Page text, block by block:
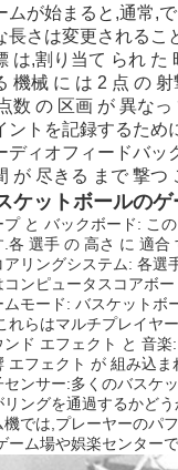
ムが始まると,通常,
長さは変更されるこ
は,割り当て られ た
機械 に は 2 点 の
数 の 区画 が 異な
ントを記録するため
ディオフィードバッ
が 尽きる まで 撃つ
ケットボールの
プ と バックボード: こ
.各 選手 の 高さ に 適合
アリングシステム: 各選
コンピュータスコアボ
ムモード: バスケットボ
れらはマルチプレイヤ
ンド エフェクト と 音
エフェクト が 組み込ま
センサー:多くのバスケ
リングを通過するかど
機では,プレーヤーのパ
ーム場や娯楽センター